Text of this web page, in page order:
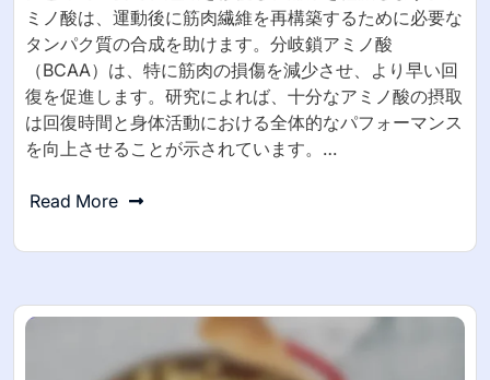
ミノ酸は、運動後に筋肉繊維を再構築するために必要な
タンパク質の合成を助けます。分岐鎖アミノ酸
（BCAA）は、特に筋肉の損傷を減少させ、より早い回
復を促進します。研究によれば、十分なアミノ酸の摂取
は回復時間と身体活動における全体的なパフォーマンス
を向上させることが示されています。…
Read More